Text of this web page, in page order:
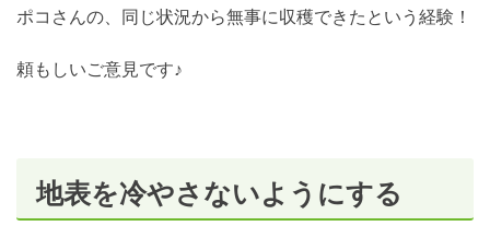
ポコさんの、同じ状況から無事に収穫できたという経験！
頼もしいご意見です♪
地表を冷やさないようにする